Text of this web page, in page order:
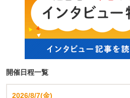
開催日程一覧
2026/8/7(金)